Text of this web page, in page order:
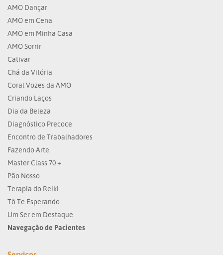
AMO Dançar
AMO em Cena
AMO em Minha Casa
AMO Sorrir
Cativar
Chá da Vitória
Coral Vozes da AMO
Criando Laços
Dia da Beleza
Diagnóstico Precoce
Encontro de Trabalhadores
Fazendo Arte
Master Class 70 +
Pão Nosso
Terapia do Reiki
Tô Te Esperando
Um Ser em Destaque
Navegação de Pacientes